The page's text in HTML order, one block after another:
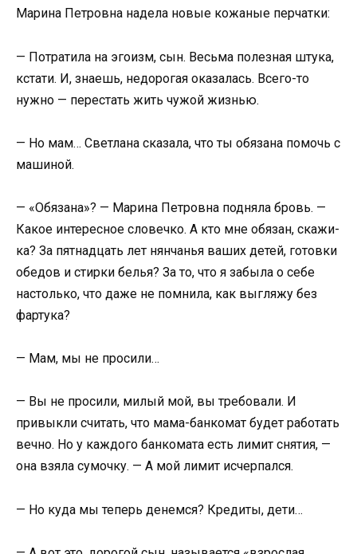
Марина Петровна надела новые кожаные перчатки:
— Потратила на эгоизм, сын. Весьма полезная штука,
кстати. И, знаешь, недорогая оказалась. Всего-то
нужно — перестать жить чужой жизнью.
— Но мам… Светлана сказала, что ты обязана помочь с
машиной.
— «Обязана»? — Марина Петровна подняла бровь. —
Какое интересное словечко. А кто мне обязан, скажи-
ка? За пятнадцать лет нянчанья ваших детей, готовки
обедов и стирки белья? За то, что я забыла о себе
настолько, что даже не помнила, как выгляжу без
фартука?
— Мам, мы не просили…
— Вы не просили, милый мой, вы требовали. И
привыкли считать, что мама-банкомат будет работать
вечно. Но у каждого банкомата есть лимит снятия, —
она взяла сумочку. — А мой лимит исчерпался.
— Но куда мы теперь денемся? Кредиты, дети…